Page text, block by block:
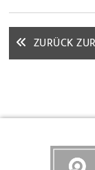
ZURÜCK